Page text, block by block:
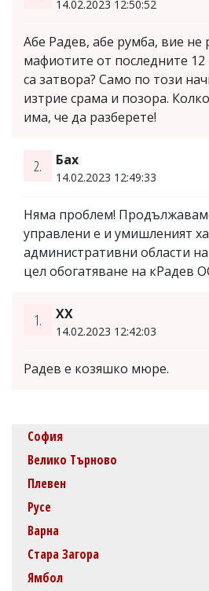
14.02.2023 12:50:52
Абе Радев, абе румба, вие не
мафиотите от последните 12
са затвора? Само по този
изтрие срама и позора.
има, че да разберете!
2. Бах
14.02.2023 12:49:33
Няма проблем!
управлени е и умишленият
административни области
цел обогатяване на кРадев
1. ХХ
14.02.2023 12:42:03
Радев е козяшко мюре.
София
Велико Търново
Плевен
Русе
Варна
Стара Загора
Ямбол